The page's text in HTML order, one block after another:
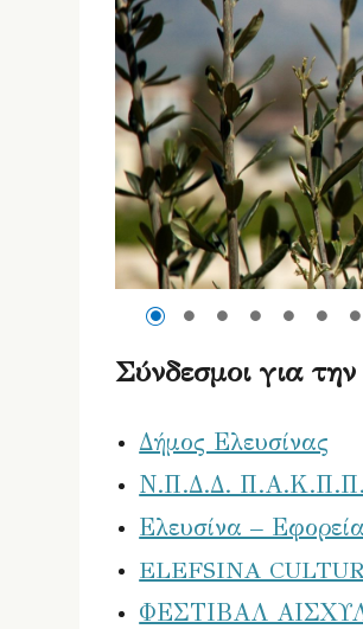
Σύνδεσμοι για
Δήμος Ελευσίνας
Ν.Π.Δ.Δ.
Ελευσίνα –
ELEFSINA
ΦΕΣΤΙΒΑΛ